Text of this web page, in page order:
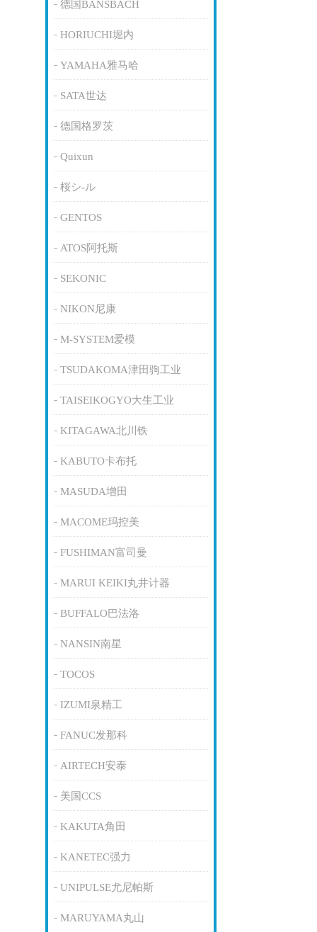
德国BANSBACH
HORIUCHI堀内
YAMAHA雅马哈
SATA世达
德国格罗茨
Quixun
桜シ-ル
GENTOS
ATOS阿托斯
SEKONIC
NIKON尼康
M-SYSTEM爱模
TSUDAKOMA津田驹工业
TAISEIKOGYO大生工业
KITAGAWA北川铁
KABUTO卡布托
MASUDA增田
MACOME玛控美
FUSHIMAN富司曼
MARUI KEIKI丸井计器
BUFFALO巴法洛
NANSIN南星
TOCOS
IZUMI泉精工
FANUC发那科
AIRTECH安泰
美国CCS
KAKUTA角田
KANETEC强力
UNIPULSE尤尼帕斯
MARUYAMA丸山